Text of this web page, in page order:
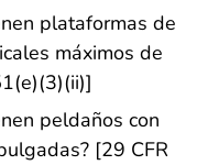
plataformas de
máximos de
peldaños con
[29 CFR